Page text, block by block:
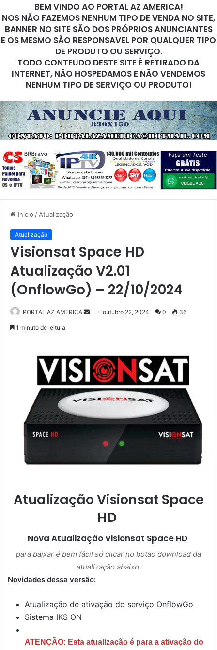
BEM VINDO AO PORTAL AZ AMERICA!
NOS NÃO FAZEMOS NENHUM TIPO DE VENDA NO SITE,
BANNER NO SITE SÃO DOS PRÓPRIOS ANUNCIANTES
E OS MESMO SÃO RESPONSAVEL POR QUALQUER TIPO
DE PRODUTO OU SERVIÇO.
TODO CONTEUDO DESTE SITE É RETIRADO DA
INTERNET, NÃO HOSPEDAMOS E NÃO VENDEMOS
NENHUM TIPO DE SERVIÇO OU PRODUTO!
Início / Atualização
Atualização
Visionsat Space HD
Atualização V2.01
(OnflowGo) – 22/10/2024
PORTAL AZ AMERICA
e
u
m
e
m
outubro 22, 2024 0 36
1 minuto de leitura
Atualização Visionsat Space
HD
Nova AtualizaçãoVisionsat Space HD
para baixar é bem fácil só clicar no botão download da
atualização abaixo.
Novidades dessa versão:
Atualização de ativação do serviço OnflowGo
Sistema IKS ON
ATENÇÃO: Esta atualização é para a ativação do